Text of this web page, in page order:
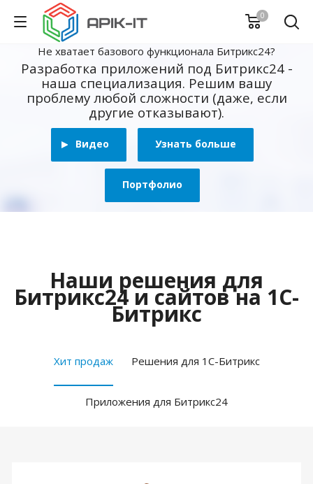
0
Не хватает базового функционала Битрикс24?
Разработка приложений под Битрикс24 -
наша специализация. Решим вашу
проблему любой сложности (даже, если
другие отказывают).
Видео Узнать больше
Портфолио
Наши решения для
Битрикс24 и сайтов на 1С-
Битрикс
Хит продаж Решения для 1С-Битрикс
Приложения для Битрикс24